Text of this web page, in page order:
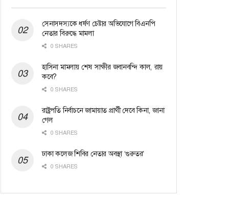
সেনাসদস্যকে ধর্ষণ চেষ্টার অভিযোগে বিএনপি
নেতার বিরুদ্ধে মামলা
0 SHARES
হাসিনা মামলায় শেষ সাক্ষীর জবানবন্দি কাল, রায়
কবে?
0 SHARES
রাষ্ট্রপতি নির্বাচনে জামায়াত প্রার্থী দেবে কিনা, জানা
গেল
0 SHARES
ঢাকা কলেজ শিবির নেতার অবস্থা ‘গুরুতর’
0 SHARES